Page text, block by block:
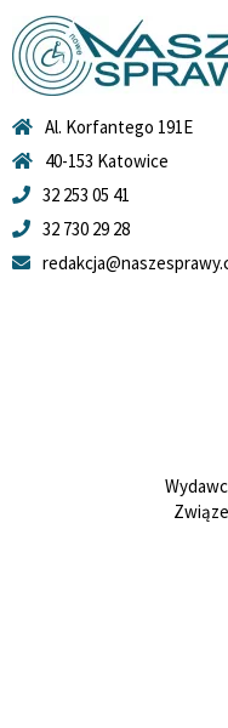
Al. Korfantego 191E
40-153 Katowice
32 253 05 41
32 730 29 28